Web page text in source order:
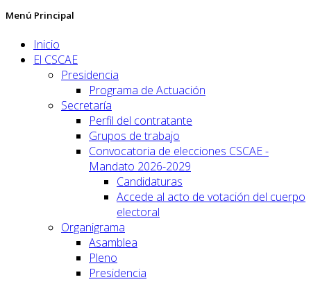
Menú Principal
Inicio
El CSCAE
Presidencia
Programa de Actuación
Secretaría
Perfil del contratante
Grupos de trabajo
Convocatoria de elecciones CSCAE -
Mandato 2026-2029
Candidaturas
Accede al acto de votación del cuerpo
electoral
Organigrama
Asamblea
Pleno
Presidencia